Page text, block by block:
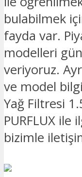
bulabilmek
fayda var.
modelleri
veriyoruz.
ve model
Yağ Filtresi
PURFLUX
bizimle